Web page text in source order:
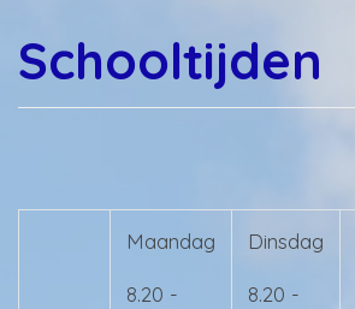
Schooltijden
Maandag
8.20 -
Dinsdag
8.20 -